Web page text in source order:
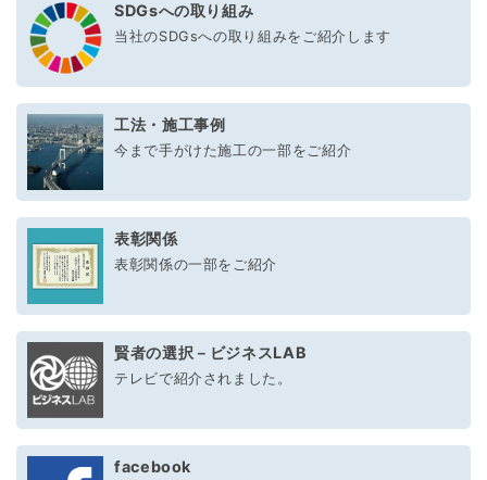
SDGsへの取り組み
当社のSDGsへの取り組みをご紹介します
工法・施工事例
今まで手がけた施工の一部をご紹介
表彰関係
表彰関係の一部をご紹介
賢者の選択－ビジネスLAB
テレビで紹介されました。
facebook